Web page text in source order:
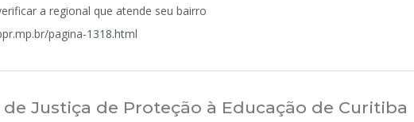
a regional que atende seu bairro
pagina-1318.html
Justiça de Proteção à Educação de Curitiba